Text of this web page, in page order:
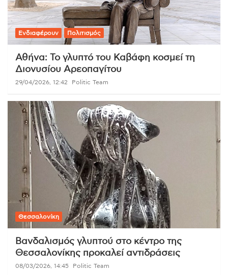
Ενδιαφέρουν Πολιτισμός
Αθήνα: Το γλυπτό του Καβάφη κοσμεί τη
Διονυσίου Αρεοπαγίτου
29/04/2026, 12:42 Politic Team
Θεσσαλονίκη
Βανδαλισμός γλυπτού στο κέντρο της
Θεσσαλονίκης προκαλεί αντιδράσεις
08/03/2026, 14:45 Politic Team